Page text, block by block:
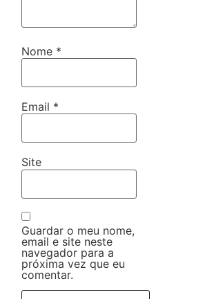
Nome *
Email *
Site
Guardar o meu nome,
email e site neste
navegador para a
próxima vez que eu
comentar.